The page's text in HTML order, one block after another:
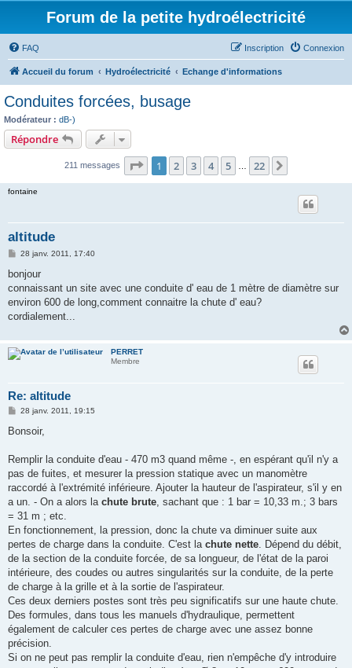
Forum de la petite hydroélectricité
FAQ Connexion
Inscription
Accueil du forum Hydroélectricité Echange d'informations
Conduites forcées, busage
Modérateur : dB-)
Répondre
211 messages Page 1sur22
1 2 3 4 5 22
fontaine
altitude
M
s
a
g
28 janv. 2011, 17:40
bonjour
connaissant un site avec une conduite d' eau de 1 mètre de diamètre sur
environ 600 de long,comment connaitre la chute d' eau?
cordialement...
PERRET
Membre
Re: altitude
M
s
g
28 janv. 2011, 19:15
Bonsoir,
Remplir la conduite d'eau - 470 m3 quand même -, en espérant qu'il n'y a
pas de fuites, et mesurer la pression statique avec un manomètre
raccordé à l'extrémité inférieure. Ajouter la hauteur de l'aspirateur, s'il y en
a un. - On a alors la chute brute, sachant que : 1 bar = 10,33 m.; 3 bars
= 31 m ; etc.
En fonctionnement, la pression, donc la chute va diminuer suite aux
pertes de charge dans la conduite. C'est la chute nette. Dépend du débit,
de la section de la conduite forcée, de sa longueur, de l'état de la paroi
intérieure, des coudes ou autres singularités sur la conduite, de la perte
de charge à la grille et à la sortie de l'aspirateur.
Ces deux derniers postes sont très peu significatifs sur une haute chute.
Des formules, dans tous les manuels d'hydraulique, permettent
également de calculer ces pertes de charge avec une assez bonne
précision.
Si on ne peut pas remplir la conduite d'eau, rien n'empêche d'y introduire